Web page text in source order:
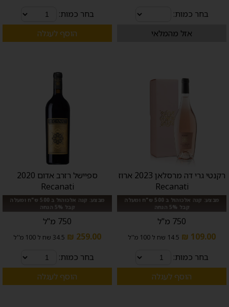
בחר כמות:
אזל מהמלאי
בחר כמות:
הוסף לעגלה
רקנטי גרי דה מרסלאן 2023 ארוז
Recanati
מבצע: קנה אלכוהול ב 500 ש"ח ומעלה
קבל 5% הנחה
750 מ"ל
109.00 ₪
14.5 שח ל 100 מ''ל
בחר כמות:
הוסף לעגלה
ספיישל רזרב אדום 2020
Recanati
מבצע: קנה אלכוהול ב 500 ש"ח ומעלה
קבל 5% הנחה
750 מ"ל
259.00 ₪
34.5 שח ל 100 מ''ל
בחר כמות:
הוסף לעגלה